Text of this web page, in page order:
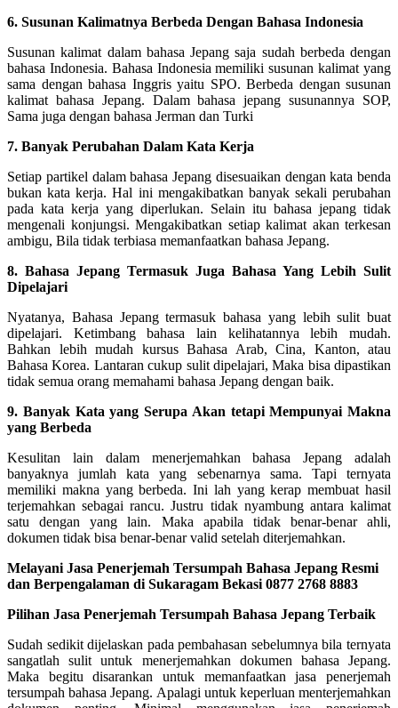
6. Susunan Kalimatnya Berbeda Dengan Bahasa Indonesia
Susunan kalimat dalam bahasa Jepang saja sudah berbeda dengan
bahasa Indonesia. Bahasa Indonesia memiliki susunan kalimat yang
sama dengan bahasa Inggris yaitu SPO. Berbeda dengan susunan
kalimat bahasa Jepang. Dalam bahasa jepang susunannya SOP,
Sama juga dengan bahasa Jerman dan Turki
7. Banyak Perubahan Dalam Kata Kerja
Setiap partikel dalam bahasa Jepang disesuaikan dengan kata benda
bukan kata kerja. Hal ini mengakibatkan banyak sekali perubahan
pada kata kerja yang diperlukan. Selain itu bahasa jepang tidak
mengenali konjungsi. Mengakibatkan setiap kalimat akan terkesan
ambigu, Bila tidak terbiasa memanfaatkan bahasa Jepang.
8. Bahasa Jepang Termasuk Juga Bahasa Yang Lebih Sulit
Dipelajari
Nyatanya, Bahasa Jepang termasuk bahasa yang lebih sulit buat
dipelajari. Ketimbang bahasa lain kelihatannya lebih mudah.
Bahkan lebih mudah kursus Bahasa Arab, Cina, Kanton, atau
Bahasa Korea. Lantaran cukup sulit dipelajari, Maka bisa dipastikan
tidak semua orang memahami bahasa Jepang dengan baik.
9. Banyak Kata yang Serupa Akan tetapi Mempunyai Makna
yang Berbeda
Kesulitan lain dalam menerjemahkan bahasa Jepang adalah
banyaknya jumlah kata yang sebenarnya sama. Tapi ternyata
memiliki makna yang berbeda. Ini lah yang kerap membuat hasil
terjemahkan sebagai rancu. Justru tidak nyambung antara kalimat
satu dengan yang lain. Maka apabila tidak benar-benar ahli,
dokumen tidak bisa benar-benar valid setelah diterjemahkan.
Melayani Jasa Penerjemah Tersumpah Bahasa Jepang Resmi
dan Berpengalaman di Sukaragam Bekasi 0877 2768 8883
Pilihan Jasa Penerjemah Tersumpah Bahasa Jepang Terbaik
Sudah sedikit dijelaskan pada pembahasan sebelumnya bila ternyata
sangatlah sulit untuk menerjemahkan dokumen bahasa Jepang.
Maka begitu disarankan untuk memanfaatkan jasa penerjemah
tersumpah bahasa Jepang. Apalagi untuk keperluan menterjemahkan